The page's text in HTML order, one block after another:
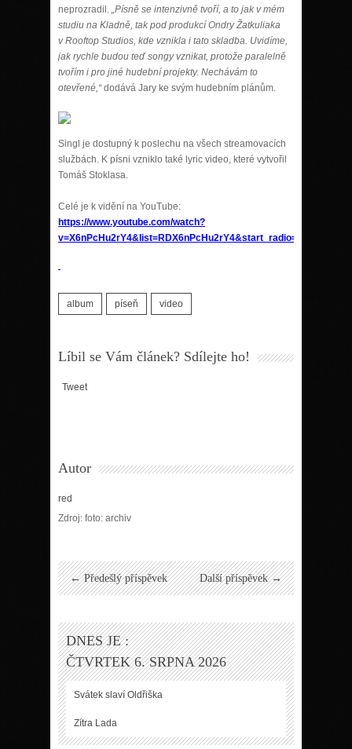
neprozradil. „Písně se intenzivně tvoří, a to jak v mém
studiu na Kladně, tak pod produkcí Ondry Žatkuliaka
v Rooftop Studios, kde vznikla i tato skladba. Uvidíme,
jak rychle budou teď songy vznikat, protože paralelně
tvořím i pro jiné hudební projekty. Nechávám to
otevřené,“dodává Jary ke svým hudebním plánům.
Singl je dostupný k poslechu na všech streamovacích
službách. K písni vzniklo také lyric video, které vytvořil
Tomáš Stoklasa.
Celé je k vidění na YouTube:
https://www.youtube.com/watch?
album píseň video
Líbil se Vám článek? Sdílejte ho!
Tweet
Autor
red
Zdroj: foto: archiv
← Předešlý příspěvek Další příspěvek →
DNES JE :
ČTVRTEK 6. SRPNA 2026
Svátek slaví Oldřiška
Zítra Lada